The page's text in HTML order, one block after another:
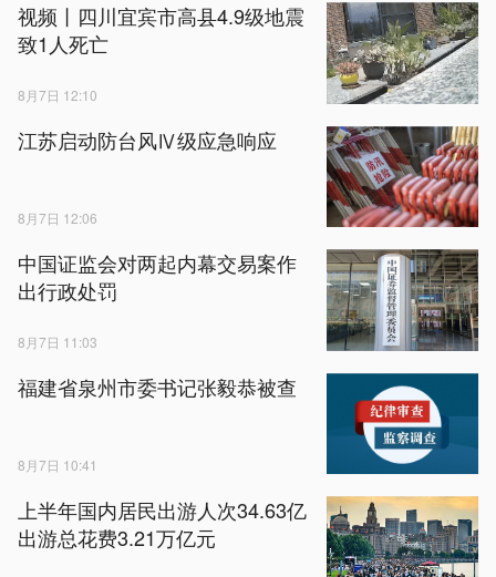
视频丨四川宜宾市高县4.9级地震
致1人死亡
8月7日 12:10
江苏启动防台风Ⅳ级应急响应
8月7日 12:06
中国证监会对两起内幕交易案作
出行政处罚
8月7日 11:03
福建省泉州市委书记张毅恭被查
8月7日 10:41
上半年国内居民出游人次34.63亿
出游总花费3.21万亿元